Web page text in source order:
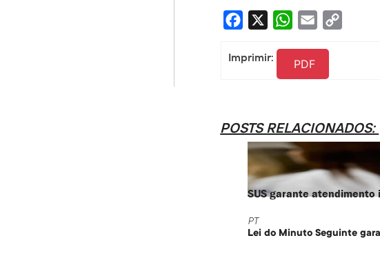
Facebook WhatsApp
Email
Imprimir: PDF
POSTS RELACIONADOS:
SUS garante atendimento
PT
Lei do Minuto Seguinte